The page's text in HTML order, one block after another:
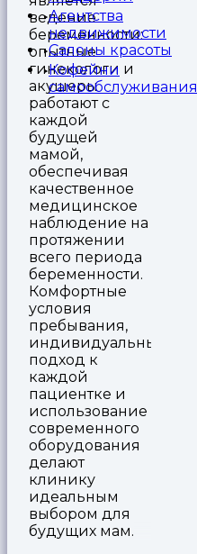
Агентства
недвижимости
Салоны красоты
Кофейни
самообслуживания
ведение
беременности:
опытные
гинекологи и
акушеры
работают с
каждой
будущей
мамой,
обеспечивая
качественное
медицинское
наблюдение на
протяжении
всего периода
беременности.
Комфортные
условия
пребывания,
индивидуальный
подход к
каждой
пациентке и
использование
современного
оборудования
делают
клинику
идеальным
выбором для
будущих мам.